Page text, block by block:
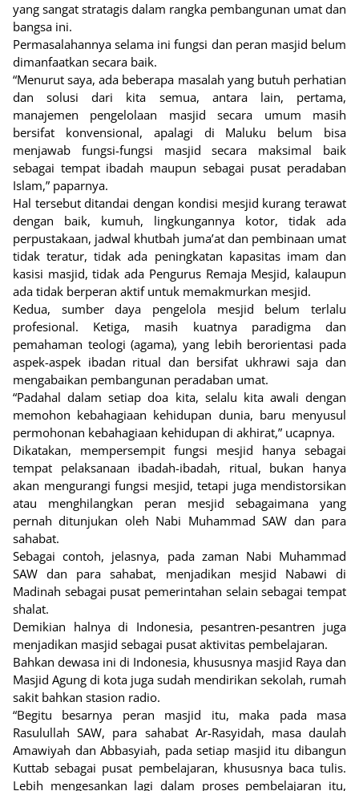
yang sangat stratagis dalam rangka pembangunan umat dan
bangsa ini.
Permasalahannya selama ini fungsi dan peran masjid belum
dimanfaatkan secara baik.
“Menurut saya, ada beberapa masalah yang butuh perhatian
dan solusi dari kita semua, antara lain, pertama,
manajemen pengelolaan masjid secara umum masih
bersifat konvensional, apalagi di Maluku belum bisa
menjawab fungsi-fungsi masjid secara maksimal baik
sebagai tempat ibadah maupun sebagai pusat peradaban
Islam,” paparnya.
Hal tersebut ditandai dengan kondisi mesjid kurang terawat
dengan baik, kumuh, lingkungannya kotor, tidak ada
perpustakaan, jadwal khutbah juma’at dan pembinaan umat
tidak teratur, tidak ada peningkatan kapasitas imam dan
kasisi masjid, tidak ada Pengurus Remaja Mesjid, kalaupun
ada tidak berperan aktif untuk memakmurkan mesjid.
Kedua, sumber daya pengelola mesjid belum terlalu
profesional. Ketiga, masih kuatnya paradigma dan
pemahaman teologi (agama), yang lebih berorientasi pada
aspek-aspek ibadan ritual dan bersifat ukhrawi saja dan
mengabaikan pembangunan peradaban umat.
“Padahal dalam setiap doa kita, selalu kita awali dengan
memohon kebahagiaan kehidupan dunia, baru menyusul
permohonan kebahagiaan kehidupan di akhirat,” ucapnya.
Dikatakan, mempersempit fungsi mesjid hanya sebagai
tempat pelaksanaan ibadah-ibadah, ritual, bukan hanya
akan mengurangi fungsi mesjid, tetapi juga mendistorsikan
atau menghilangkan peran mesjid sebagaimana yang
pernah ditunjukan oleh Nabi Muhammad SAW dan para
sahabat.
Sebagai contoh, jelasnya, pada zaman Nabi Muhammad
SAW dan para sahabat, menjadikan mesjid Nabawi di
Madinah sebagai pusat pemerintahan selain sebagai tempat
shalat.
Demikian halnya di Indonesia, pesantren-pesantren juga
menjadikan masjid sebagai pusat aktivitas pembelajaran.
Bahkan dewasa ini di Indonesia, khususnya masjid Raya dan
Masjid Agung di kota juga sudah mendirikan sekolah, rumah
sakit bahkan stasion radio.
“Begitu besarnya peran masjid itu, maka pada masa
Rasulullah SAW, para sahabat Ar-Rasyidah, masa daulah
Amawiyah dan Abbasyiah, pada setiap masjid itu dibangun
Kuttab sebagai pusat pembelajaran, khususnya baca tulis.
Lebih mengesankan lagi dalam proses pembelajaran itu,